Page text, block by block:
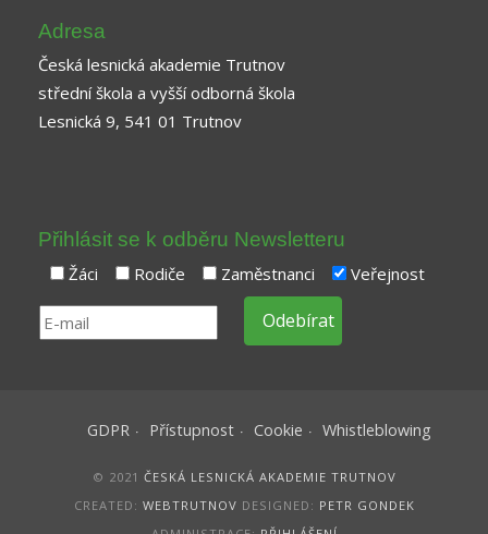
Adresa
Česká lesnická akademie Trutnov
střední škola a vyšší odborná škola
Lesnická 9, 541 01 Trutnov
Přihlásit se k odběru Newsletteru
Žáci Rodiče Zaměstnanci Veřejnost
GDPR Přístupnost Cookie Whistleblowing
© 2021 ČESKÁ LESNICKÁ AKADEMIE TRUTNOV
CREATED: WEBTRUTNOV DESIGNED: PETR GONDEK